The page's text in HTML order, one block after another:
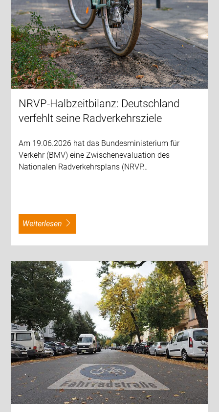
NRVP-Halbzeitbilanz: Deutschland
verfehlt seine Radverkehrsziele
Am 19.06.2026 hat das Bundesministerium für
Verkehr (BMV) eine Zwischenevaluation des
Nationalen Radverkehrsplans (NRVP…
weiterlesen